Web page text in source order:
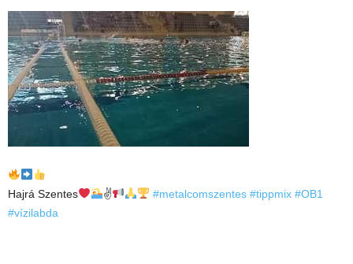
Hajrá Szentes ✌ #metalcomszentes #tippmix #OB1
#vízilabda